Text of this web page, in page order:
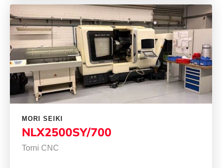
MORI SEIKI
NLX2500SY/700
Torni CNC